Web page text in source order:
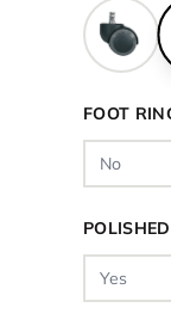
FOOT